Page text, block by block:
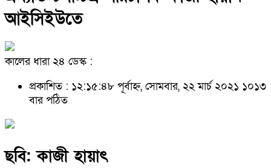
আইসিইউতে
কালের ধারা ২৪ ডেস্ক :
প্রকাশিত : ১২:১৫:৪৮ পূর্বাহ্ন, সোমবার, ২২ মার্চ ২০২১ ১০১৩
বার পঠিত
ছবি: কাজী হায়াৎ